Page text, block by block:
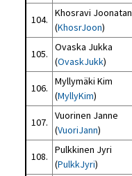
104.
Khosravi Joonatan
(KhosrJoon)
105.
Ovaska Jukka
(OvaskJukk)
106.
Myllymäki Kim
(MyllyKim)
107.
Vuorinen Janne
(VuoriJann)
108.
Pulkkinen Jyri
(PulkkJyri)